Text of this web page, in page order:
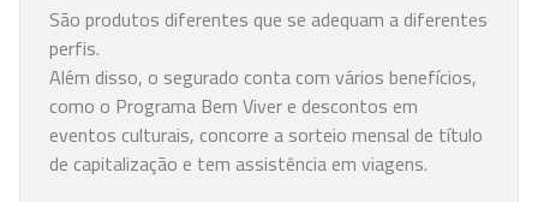
São produtos diferentes que se adequam a diferentes
perfis.
Além disso, o segurado conta com vários benefícios,
como o Programa Bem Viver e descontos em
eventos culturais, concorre a sorteio mensal de título
de capitalização e tem assistência em viagens.